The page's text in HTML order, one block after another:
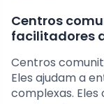
Centros
facilitadores
Centros
Eles ajudam a
complexas.